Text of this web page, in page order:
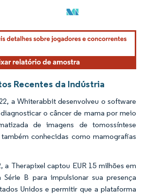
O reuso requer atribuição conforme CC BY 4.0.
Recentes da Indústria
a Whiterabbit desenvolveu o software
o câncer de mama por meio
de imagens de tomossíntese
conhecidas como mamografias
a Therapixel captou EUR 15 milhões em
Série B para impulsionar sua presença
Unidos e permitir que a plataforma